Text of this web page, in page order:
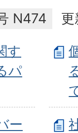
N474
す
パ
ー